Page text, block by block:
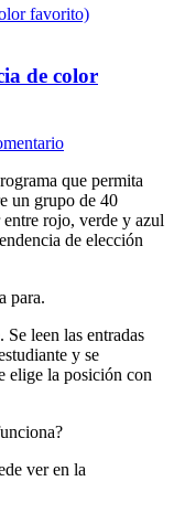
de color
que permita
un grupo de 40
rojo, verde y azul
de elección
para.
leen las entradas
y se
elige la posición con
ver en la